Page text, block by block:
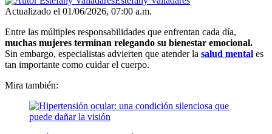
Actualizado el 01/06/2026, 07:00 a.m.
Entre las múltiples responsabilidades que enfrentan cada día,
muchas mujeres terminan relegando su bienestar emocional.
Sin embargo, especialistas advierten que atender la salud mental es
tan importante como cuidar el cuerpo.
Mira también: